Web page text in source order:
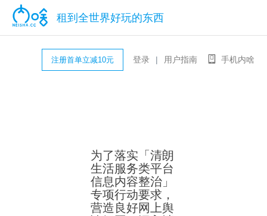
租到全世界好玩的东西
注册首单立减10元 登录 | 用户指南 手机内啥
为了落实「清朗
生活服务类平台
信息内容整治」
专项行动要求，
营造良好网上舆